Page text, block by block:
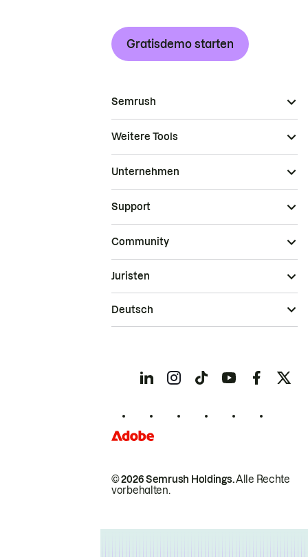
Gratisdemo starten
Semrush
Weitere Tools
Unternehmen
Support
Community
© 2026 Semrush Holdings.Alle Rechte
vorbehalten.
Juristen
Deutsch